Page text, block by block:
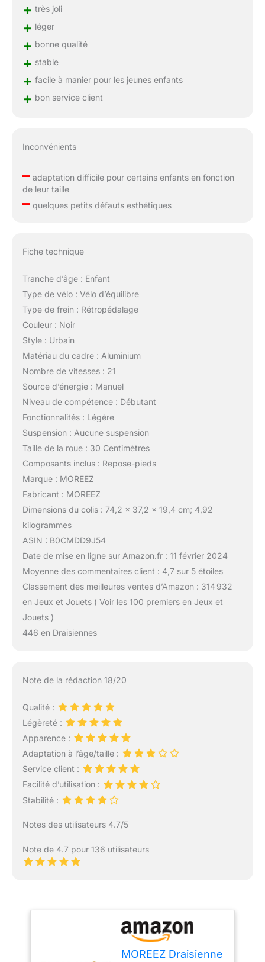
+ très joli
+ léger
+ bonne qualité
+ stable
+ facile à manier pour les jeunes enfants
+ bon service client
Inconvénients
–adaptation difficile pour certains enfants en fonction
de leur taille
–quelques petits défauts esthétiques
Fiche technique
Tranche d’âge : Enfant
Type de vélo : Vélo d’équilibre
Type de frein : Rétropédalage
Couleur : Noir
Style : Urbain
Matériau du cadre : Aluminium
Nombre de vitesses : 21
Source d’énergie : Manuel
Niveau de compétence : Débutant
Fonctionnalités : Légère
Suspension : Aucune suspension
Taille de la roue : 30 Centimètres
Composants inclus : Repose-pieds
Marque : MOREEZ
Fabricant : MOREEZ
Dimensions du colis : 74,2 x 37,2 x 19,4 cm; 4,92
kilogrammes
ASIN : B0CMDD9J54
Date de mise en ligne sur Amazon.fr : 11 février 2024
Moyenne des commentaires client : 4,7 sur 5 étoiles
Classement des meilleures ventes d’Amazon : 314 932
en Jeux et Jouets ( Voir les 100 premiers en Jeux et
Jouets )
446 en Draisiennes
Note de la rédaction 18/20
Qualité :
Légèreté :
Apparence :
Adaptation à l’âge/taille :
Service client :
Facilité d’utilisation :
Stabilité :
Notes des utilisateurs 4.7/5
Note de 4.7 pour 136 utilisateurs
MOREEZ Draisienne